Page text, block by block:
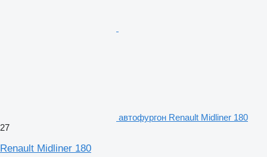
автофургон Renault Midliner 180
27
Renault Midliner 180